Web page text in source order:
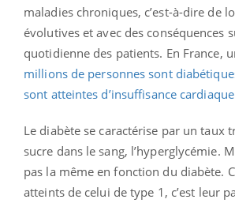
maladies chroniques, c’est-à-dire de
évolutives et avec des conséquences
quotidienne des patients. En France,
millions de personnes sont
sont atteintes d’insuffisance cardiaque
Le diabète se caractérise par un taux
sucre dans le sang, l’hyperglycémie.
pas la même en fonction du diabète.
atteints de celui de type 1, c’est leur